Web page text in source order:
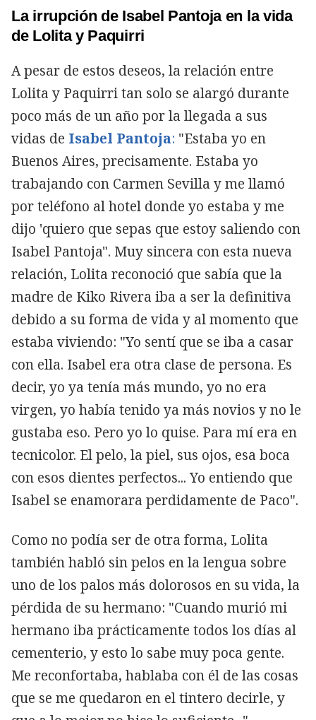
La irrupción de Isabel Pantoja en la vida
de Lolita y Paquirri
A pesar de estos deseos, la relación entre
Lolita y Paquirri tan solo se alargó durante
poco más de un año por la llegada a sus
vidas de Isabel Pantoja: "Estaba yo en
Buenos Aires, precisamente. Estaba yo
trabajando con Carmen Sevilla y me llamó
por teléfono al hotel donde yo estaba y me
dijo 'quiero que sepas que estoy saliendo con
Isabel Pantoja". Muy sincera con esta nueva
relación, Lolita reconoció que sabía que la
madre de Kiko Rivera iba a ser la definitiva
debido a su forma de vida y al momento que
estaba viviendo: "Yo sentí que se iba a casar
con ella. Isabel era otra clase de persona. Es
decir, yo ya tenía más mundo, yo no era
virgen, yo había tenido ya más novios y no le
gustaba eso. Pero yo lo quise. Para mí era en
tecnicolor. El pelo, la piel, sus ojos, esa boca
con esos dientes perfectos... Yo entiendo que
Isabel se enamorara perdidamente de Paco".
Como no podía ser de otra forma, Lolita
también habló sin pelos en la lengua sobre
uno de los palos más dolorosos en su vida, la
pérdida de su hermano: "Cuando murió mi
hermano iba prácticamente todos los días al
cementerio, y esto lo sabe muy poca gente.
Me reconfortaba, hablaba con él de las cosas
que se me quedaron en el tintero decirle, y